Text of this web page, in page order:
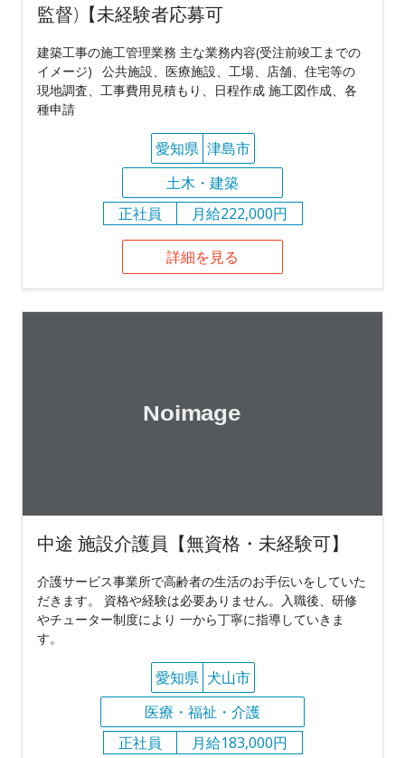
監督)【未経験者応募可
建築工事の施工管理業務 主な業務内容(受注前竣工までの
イメージ) 公共施設、医療施設、工場、店舗、住宅等の
現地調査、工事費用見積もり、日程作成 施工図作成、各
種申請
愛知県 津島市
土木・建築
正社員
月給222,000円
詳細を見る
中途 施設介護員【無資格・未経験可】
介護サービス事業所で高齢者の生活のお手伝いをしていた
だきます。 資格や経験は必要ありません。入職後、研修
やチューター制度により 一から丁寧に指導していきま
す。
愛知県 犬山市
医療・福祉・介護
正社員
月給183,000円